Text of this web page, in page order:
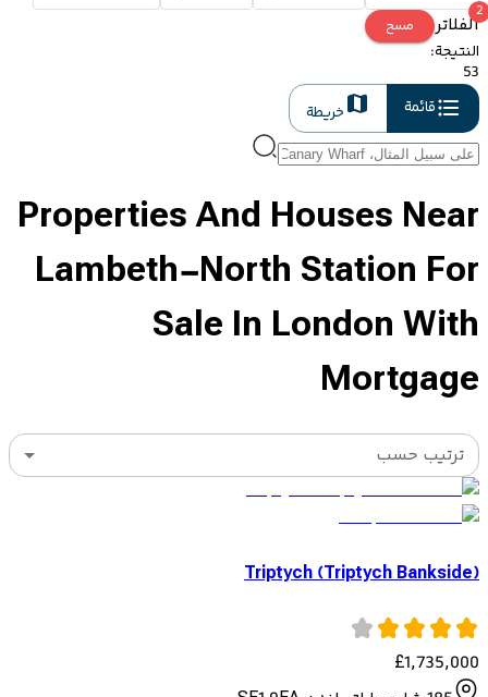
الفلاتر
2
مسح
النتيجة:
53
قائمة
خريطة
Properties And Houses Near
Lambeth-North Station For
Sale In London With
Mortgage
ترتيب حسب
Triptych (Triptych Bankside)
£1,735,000